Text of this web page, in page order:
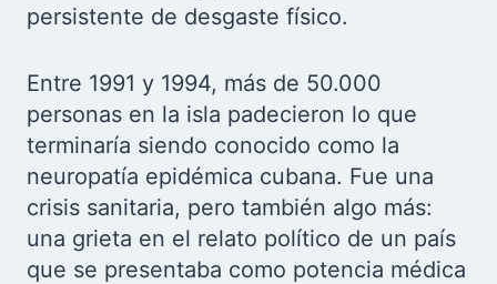
persistente de desgaste físico.
Entre 1991 y 1994, más de 50.000
personas en la isla padecieron lo que
terminaría siendo conocido como la
neuropatía epidémica cubana. Fue una
crisis sanitaria, pero también algo más:
una grieta en el relato político de un país
que se presentaba como potencia médica